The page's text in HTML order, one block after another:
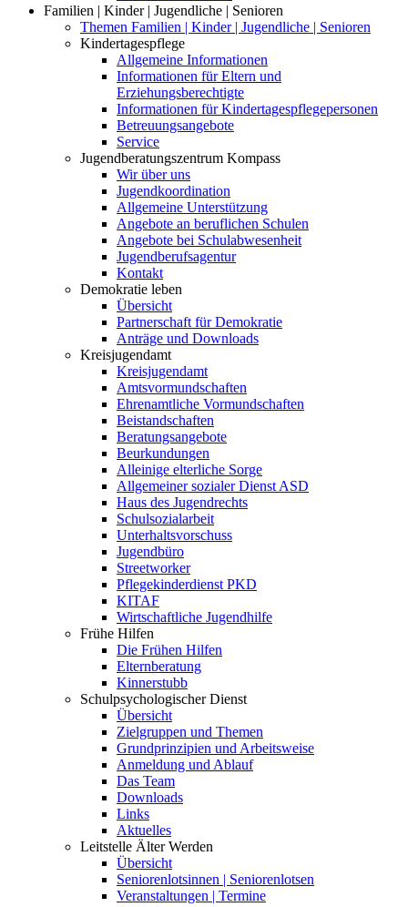
Familien | Kinder | Jugendliche | Senioren
Themen Familien | Kinder | Jugendliche | Senioren
Kindertagespflege
Allgemeine Informationen
Informationen für Eltern und
Erziehungsberechtigte
Informationen für Kindertagespflegepersonen
Betreuungsangebote
Service
Jugendberatungszentrum Kompass
Wir über uns
Jugendkoordination
Allgemeine Unterstützung
Angebote an beruflichen Schulen
Angebote bei Schulabwesenheit
Jugendberufsagentur
Kontakt
Demokratie leben
Übersicht
Partnerschaft für Demokratie
Anträge und Downloads
Kreisjugendamt
Kreisjugendamt
Amtsvormundschaften
Ehrenamtliche Vormundschaften
Beistandschaften
Beratungsangebote
Beurkundungen
Alleinige elterliche Sorge
Allgemeiner sozialer Dienst ASD
Haus des Jugendrechts
Schulsozialarbeit
Unterhaltsvorschuss
Jugendbüro
Streetworker
Pflegekinderdienst PKD
KITAF
Wirtschaftliche Jugendhilfe
Frühe Hilfen
Die Frühen Hilfen
Elternberatung
Kinnerstubb
Schulpsychologischer Dienst
Übersicht
Zielgruppen und Themen
Grundprinzipien und Arbeitsweise
Anmeldung und Ablauf
Das Team
Downloads
Links
Aktuelles
Leitstelle Älter Werden
Übersicht
Seniorenlotsinnen | Seniorenlotsen
Veranstaltungen | Termine